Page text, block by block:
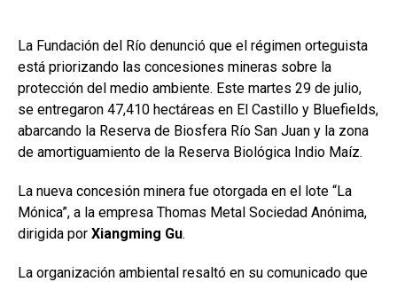
La Fundación del Río denunció que el régimen orteguista
está priorizando las concesiones mineras sobre la
protección del medio ambiente. Este martes 29 de julio,
se entregaron 47,410 hectáreas en El Castillo y Bluefields,
abarcando la Reserva de Biosfera Río San Juan y la zona
de amortiguamiento de la Reserva Biológica Indio Maíz.
La nueva concesión minera fue otorgada en el lote “La
Mónica”, a la empresa Thomas Metal Sociedad Anónima,
dirigida por Xiangming Gu.
La organización ambiental resaltó en su comunicado que